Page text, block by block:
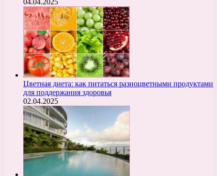
Цветная диета: как питаться разноцветными продуктами
для поддержания здоровья
02.04.2025